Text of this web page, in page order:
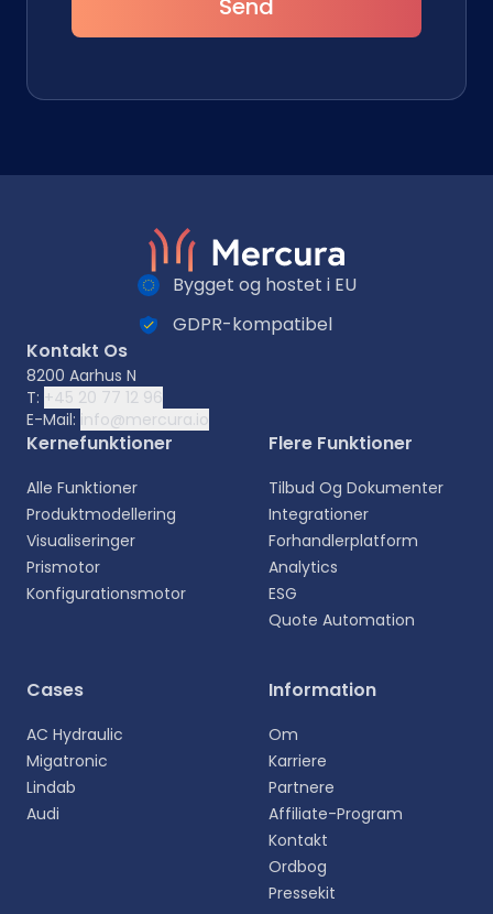
Vælg sprog
oplevelse.
Send
Bygget og hostet i EU
GDPR-kompatibel
Kontakt Os
8200 Aarhus N
T: +45 20 77 12 96
E-Mail: info@mercura.io
Kernefunktioner
Alle Funktioner
Produktmodellering
Visualiseringer
Prismotor
Konfigurationsmotor
Flere Funktioner
Tilbud Og Dokumenter
Integrationer
Forhandlerplatform
Analytics
ESG
Quote Automation
Cases
AC Hydraulic
Migatronic
Lindab
Audi
Information
Om
Karriere
Partnere
Affiliate-Program
Kontakt
Ordbog
Pressekit